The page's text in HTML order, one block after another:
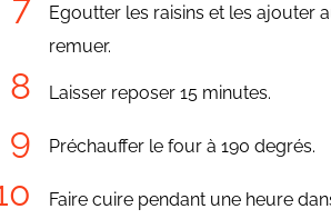
Egoutter les raisins et les ajouter
remuer.
Laisser reposer 15 minutes.
Préchauffer le four à 190 degrés.
Faire cuire pendant une heure